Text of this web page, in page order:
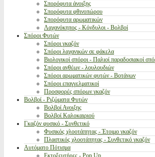
Σπορόφυτα άνοιξης
Σπορόφυτα φθινοπώρου
Σπορόφυτα αρωματικών
Λαχανόκηπος - Κόνδυλοι - Βολβοί
Σπόροι Φυτών
Σπόροι γκαζόν
Σπόροι λαχανικών σε φάκελα
Βιολογικοί σπόροι - Παλιοί παραδοσιακοί
Σπόροι ανθέων - λουλουδιών
Σπόροι αρωματικών φυτών - Βοτάνων
Σπόροι επαγγελματικοί
Προσφορές σπόρων γκαζόν
Βολβοί - Ριζώματα Φυτών
Βολβοί Ανοιξης
Βολβοί Καλοκαιριού
Γκαζόν φυσικό - Συνθετικό
Φυσικός χλοοτάπητας - Έτοιμο γκαζόν
Πλαστικός χλοοτάπητας - Συνθετικό γκαζόν
Αυτόματο Πότισμα
Εκτοξευτήρες - Pop Up